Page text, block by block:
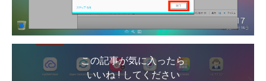
この記事が気に入ったら
いいね ! してください